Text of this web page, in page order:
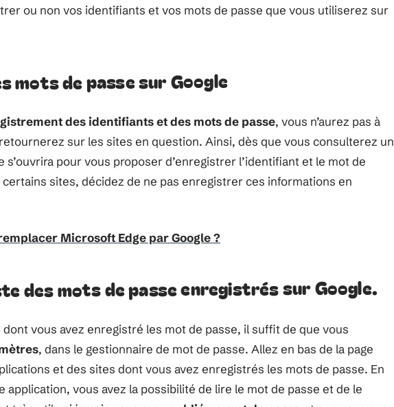
ou non vos identifiants et vos mots de passe que vous utiliserez sur
mots de passe sur Google
des identifiants et des mots de passe, vous n’aurez pas à
sur les sites en question. Ainsi, dès que vous consulterez un
s’ouvrira pour vous proposer d’enregistrer l’identifiant et le mot de
sites, décidez de ne pas enregistrer ces informations en
Microsoft Edge par Google ?
des mots de passe enregistrés sur Google.
vous avez enregistré les mot de passe, il suffit de que vous
, dans le gestionnaire de mot de passe. Allez en bas de la page
et des sites dont vous avez enregistrés les mots de passe. En
application, vous avez la possibilité de lire le mot de passe et de le